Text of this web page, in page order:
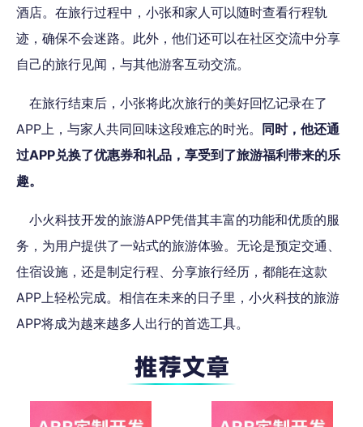
酒店。在旅行过程中，小张和家人可以随时查看行程轨
迹，确保不会迷路。此外，他们还可以在社区交流中分享
自己的旅行见闻，与其他游客互动交流。
在旅行结束后，小张将此次旅行的美好回忆记录在了
APP上，与家人共同回味这段难忘的时光。 同时，他还通
过APP兑换了优惠券和礼品，享受到了旅游福利带来的乐
趣。
小火科技开发的旅游APP凭借其丰富的功能和优质的服
务，为用户提供了一站式的旅游体验。无论是预定交通、
住宿设施，还是制定行程、分享旅行经历，都能在这款
APP上轻松完成。相信在未来的日子里，小火科技的旅游
APP将成为越来越多人出行的首选工具。